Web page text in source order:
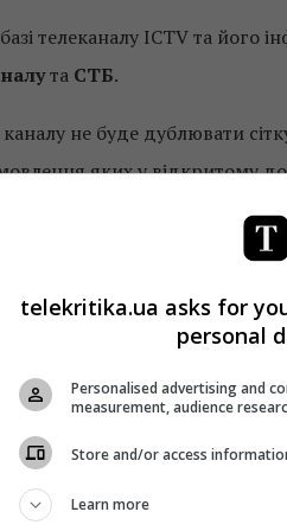
телеканалу ICTV та його
та СТБ.
не буде дублювати
яких у відкритому
«Медіа Група Україна»
телеканалів28 січня
телебачення закодовані
ТБ –XtraTVі Viasat.
домовилися до 16 березня
версій своїх
доступним для
telekritika.ua asks for
personal
Personalised advertising and
measurement, audience
Store and/or access
Learn more